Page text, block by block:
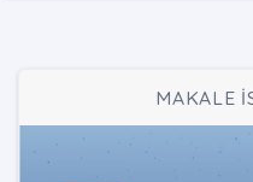
MAKALE